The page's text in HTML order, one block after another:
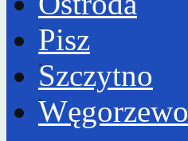
Pisz
Szczytno
Węgorzewo